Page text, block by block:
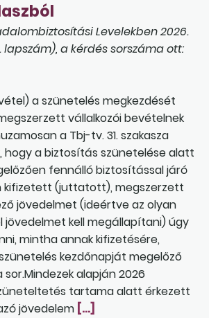
Levelekben 2026.
a kérdés sorszáma ott:
a szünetelés megkezdését
vállalkozói bevételnek
a Tbj-tv. 31. szakasza
hogy a biztosítás szünetelése alatt
fennálló biztosítással járó
kifizetett (juttatott), megszerzett
jövedelmet (ideértve az olyan
jövedelmet kell megállapítani) úgy
mintha annak kifizetésére,
kezdőnapját megelőző
alapján 2026
tartama alatt érkezett
jövedelem […]